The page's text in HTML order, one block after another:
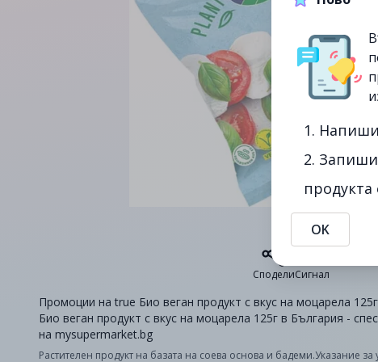
СподелиСигнал
Промоции на true Био веган продукт с вкус на моцарела
Био веган продукт с вкус на моцарела 125г в България -
на mysupermarket.bg
Растителен продукт на базата на соева основа и бадеми.Указание за
1.
2.
OK